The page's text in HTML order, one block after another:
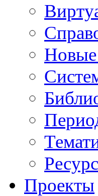
Новые
Проекты